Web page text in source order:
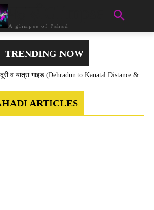
A glimpse of Pahad
TRENDING NOW
व यात्रा गाइड (Dehradun to Kanatal Distance &
ARTICLES